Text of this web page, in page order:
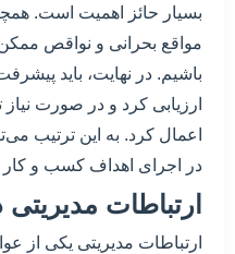
بسیار حائز اهمیت است.
مواقع بحرانی و نواقص
باشیم. در نهایت، باید
ارزیابی کرد و در صورت نیاز
اعمال کرد. به این ترتیب
در اجرای اهداف کسب و
ارتباطات مدیریتی
ارتباطات مدیریتی یکی از